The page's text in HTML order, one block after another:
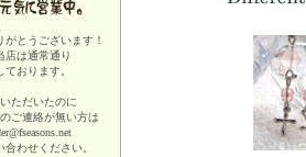
がとうございます！
店は通常通り
ております。
ただいたのに
ご連絡が無い方は
合わせください。